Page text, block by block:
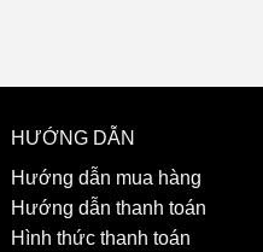
HƯỚNG DẪN
Hướng dẫn mua hàng
Hướng dẫn thanh toán
Hình thức thanh toán